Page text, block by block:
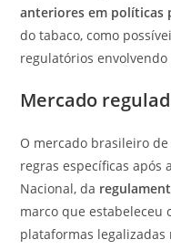
anteriores em políticas
do tabaco, como
regulatórios
Mercado
O mercado brasileiro
regras específicas após
Nacional, da
marco que estabeleceu
plataformas legalizadas